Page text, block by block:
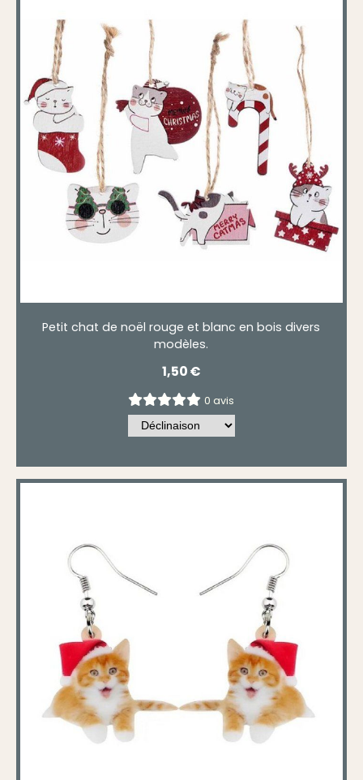
Petit chat de noël rouge et blanc en bois divers
modèles.
1,50€
0 avis